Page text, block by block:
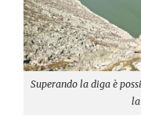
Superando la diga è